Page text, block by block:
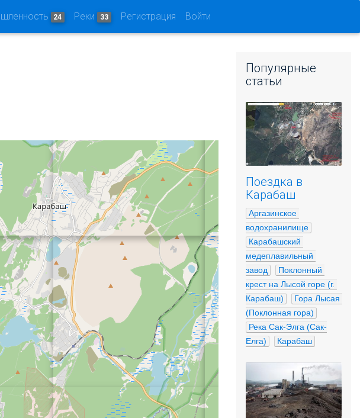
24 Реки 33 Регистрация Войти
Популярные
статьи
Поездка в
Карабаш
Аргазинское
водохранилище
Карабашский
медеплавильный
завод
Поклонный
крест на Лысой горе (г.
Карабаш)
Гора Лысая
(Поклонная гора)
Река Сак-Элга (Сак-
Елга)
Карабаш